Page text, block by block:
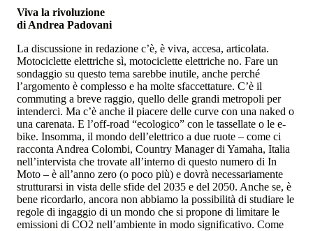
Viva la rivoluzione
di Andrea Padovani
La discussione in redazione c’è, è viva, accesa, articolata.
Motociclette elettriche sì, motociclette elettriche no. Fare un
sondaggio su questo tema sarebbe inutile, anche perché
l’argomento è complesso e ha molte sfaccettature. C’è il
commuting a breve raggio, quello delle grandi metropoli per
intenderci. Ma c’è anche il piacere delle curve con una naked o
una carenata. E l’off-road “ecologico” con le tassellate o le e-
bike. Insomma, il mondo dell’elettrico a due ruote – come ci
racconta Andrea Colombi, Country Manager di Yamaha, Italia
nell’intervista che trovate all’interno di questo numero di In
Moto – è all’anno zero (o poco più) e dovrà necessariamente
strutturarsi in vista delle sfide del 2035 e del 2050. Anche se, è
bene ricordarlo, ancora non abbiamo la possibilità di studiare le
regole di ingaggio di un mondo che si propone di limitare le
emissioni di CO2 nell’ambiente in modo significativo. Come